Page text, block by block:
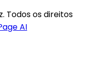
Todos os direitos
AI